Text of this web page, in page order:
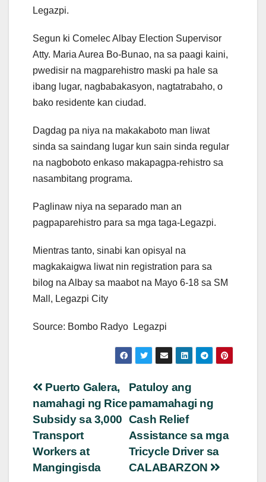
Legazpi.
Segun ki Comelec Albay Election Supervisor
Atty. Maria Aurea Bo-Bunao, na sa paagi kaini,
pwedisir na magparehistro maski pa hale sa
ibang lugar, nagbabakasyon, nagtatrabaho, o
bako residente kan ciudad.
Dagdag pa niya na makakaboto man liwat
sinda sa saindang lugar kun sain sinda regular
na nagboboto enkaso makapagpa-rehistro sa
nasambitang programa.
Paglinaw niya na separado man an
pagpaparehistro para sa mga taga-Legazpi.
Mientras tanto, sinabi kan opisyal na
magkakaigwa liwat nin registration para sa
bilog na Albay sa maabot na Mayo 6-18 sa SM
Mall, Legazpi City
Source: Bombo Radyo Legazpi
Post
navigation
Patuloy ang
pamamahagi ng
Cash Relief
Assistance sa mga
Tricycle Driver sa
CALABARZON
Puerto Galera,
namahagi ng Rice
Subsidy sa 3,000
Transport
Workers at
Mangingisda